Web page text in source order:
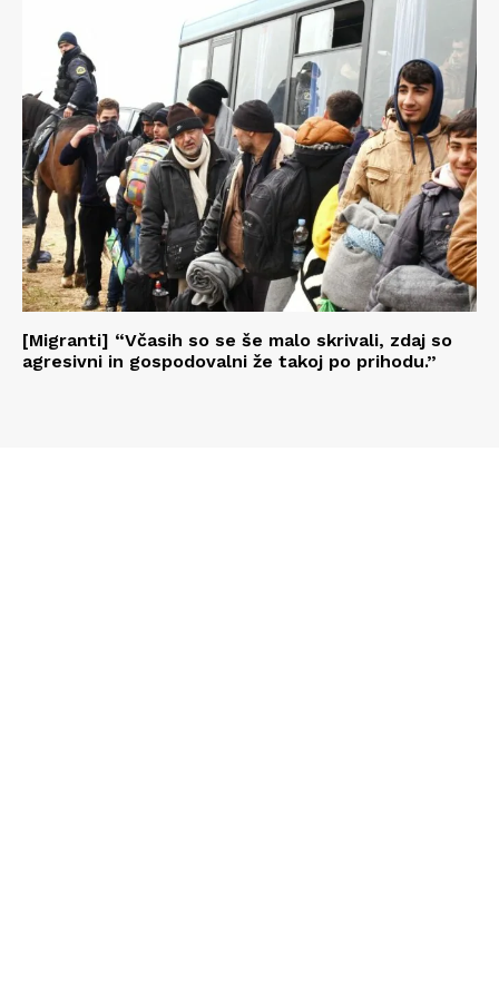
[Migranti] “Včasih so se še malo skrivali, zdaj so
agresivni in gospodovalni že takoj po prihodu.”